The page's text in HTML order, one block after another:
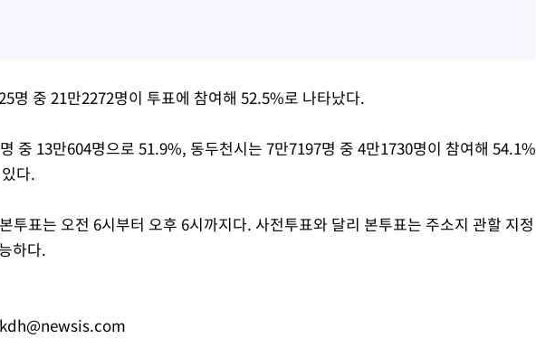
명 중 21만2272명이 투표에 참여해 52.5%로 나타났다.
중 13만604명으로 51.9%, 동두천시는 7만7197명 중 4만1730명이 참여해 54.1%
다.
투표는 오전 6시부터 오후 6시까지다. 사전투표와 달리 본투표는 주소지 관할 지정
하다.
kdh@newsis.com